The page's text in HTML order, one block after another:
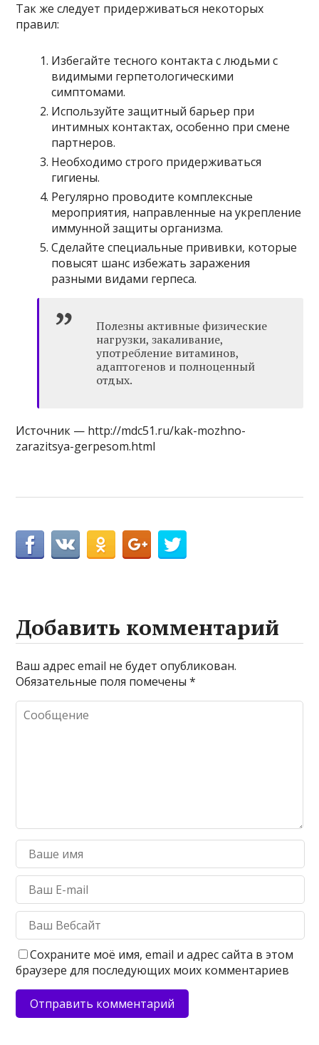
Так же следует придерживаться некоторых
правил:
Избегайте тесного контакта с людьми с
видимыми герпетологическими
симптомами.
Используйте защитный барьер при
интимных контактах, особенно при смене
партнеров.
Необходимо строго придерживаться
гигиены.
Регулярно проводите комплексные
мероприятия, направленные на укрепление
иммунной защиты организма.
Сделайте специальные прививки, которые
повысят шанс избежать заражения
разными видами герпеса.
Полезны активные физические
нагрузки, закаливание,
употребление витаминов,
адаптогенов и полноценный
отдых.
Источник — http://mdc51.ru/kak-mozhno-
zarazitsya-gerpesom.html
Добавить комментарий
Ваш адрес email не будет опубликован.
Обязательные поля помечены*
Сохраните моё имя, email и адрес сайта в этом
браузере для последующих моих комментариев